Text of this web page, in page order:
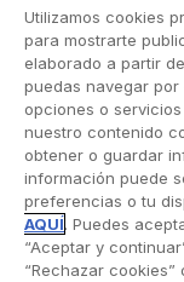
Viaje
Hogar
Vida
Decesos
Dental
Deportivo
Utilizamos cookies
para mostrarte
elaborado a partir
puedas navegar
opciones o
nuestro contenido
obtener o guardar
información puede
preferencias o tu
AQUÍ. Puedes
“Aceptar y
“Rechazar